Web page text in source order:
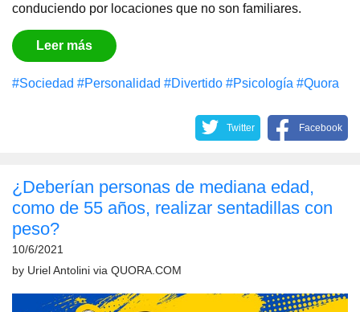
conduciendo por locaciones que no son familiares.
Leer más
#Sociedad #Personalidad #Divertido #Psicología #Quora
Twitter Facebook
¿Deberían personas de mediana edad,
como de 55 años, realizar sentadillas con
peso?
10/6/2021
by Uriel Antolini via QUORA.COM